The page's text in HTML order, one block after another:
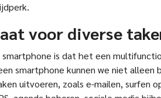
voor diverse
is dat het een
smartphone kunnen we niet alleen
uitvoeren, zoals e-mailen, surfen